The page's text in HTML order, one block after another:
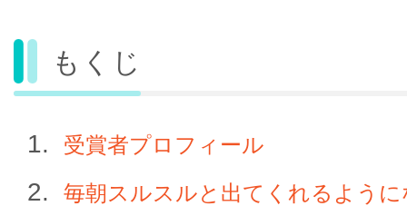
もくじ
受賞者プロフィール
毎朝スルスルと出てくれるよう